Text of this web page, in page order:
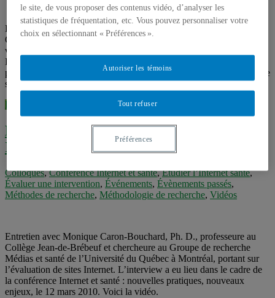
Dans quel contexte s’est créé le Guide Santé du gouvernement du
Québec? À qui s’adresse-t-il? Quels sont les objectifs de cet outil
virtuel? C’est notamment sur ces questions que s’est penché Robert
Perreault, M.D., FRCPC, responsable des affaires médicales et
professionnelles du Guide Santé et médecin-conseil à la Direction de
santé publique de Montréal, lors d’une interview réalisée dans le ...
Lire la suite...
En quoi consiste l’évaluation d’un site
Internet?
Colloques,Conférence Internet et santé,Étudier l’Internet santé,
Évaluer une intervention, Événements, Évènements passés,
Méthodes de recherche, Méthodologie de recherche, Vidéos
Entretien avec Monique Caron-Bouchard, Ph. D., professeure au
Collège Jean-de-Brébeuf et chercheure au Groupe de recherche
Médias et santé de l’Université du Québec à Montréal, portant sur
l’évaluation de sites Internet. L’interview a eu lieu dans le cadre de
la conférence Internet et santé : nouvelles pratiques, nouveaux
enjeux, le 12 mars 2010. Voici la vidéo.
le site, de vous proposer des contenus vidéo, d’analyser les
statistiques de fréquentation, etc. Vous pouvez personnaliser votre
choix en sélectionnant « Préférences ».
Tout refuser
Autoriser les témoins
Préférences